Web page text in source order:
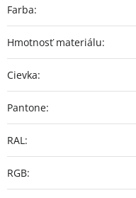
Farba:
Hmotnosť materiálu:
Cievka:
Pantone:
RAL:
RGB: